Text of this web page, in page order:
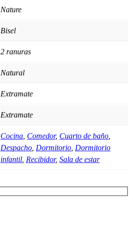
Nature
Bisel
2 ranuras
Natural
Extramate
Extramate
Cocina Comedor, Cuarto de baño
Despacho Dormitorio Dormitorio
infantil Recibidor, Sala de estar